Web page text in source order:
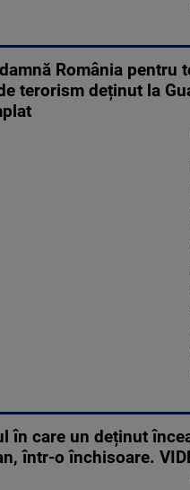
România pentru
terorism deținut la
în care un deținut
într-o închisoare.